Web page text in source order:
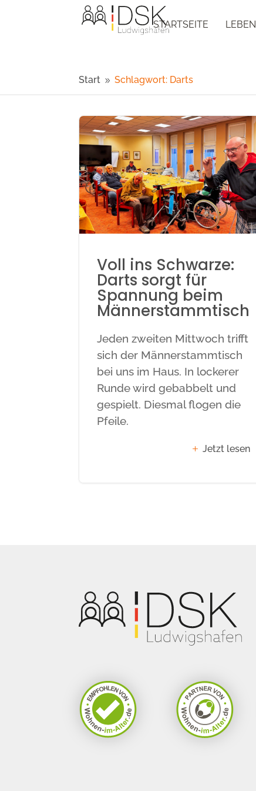
STARTSEITE LEBEN
Start 9 Schlagwort: Darts
Voll ins Schwarze:
Darts sorgt für
Spannung beim
Männerstammtisch
Jeden zweiten Mittwoch trifft
sich der Männerstammtisch
bei uns im Haus. In lockerer
Runde wird gebabbelt und
gespielt. Diesmal flogen die
Pfeile.
Jetzt lesen